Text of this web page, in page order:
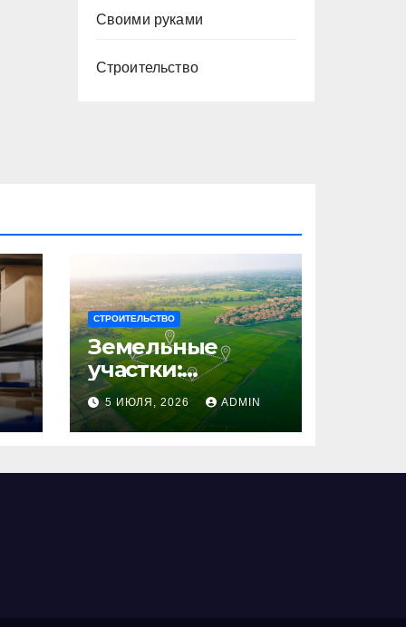
Своими руками
Строительство
СТРОИТЕЛЬСТВО
Земельные
участки:
правовые
аспекты, виды и
возможности
5 ИЮЛЯ, 2026 ADMIN